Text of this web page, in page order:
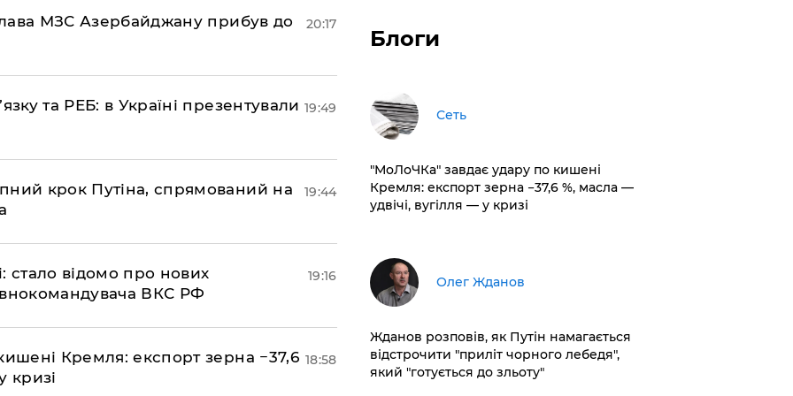
МЗС Азербайджану прибув до 20:17
та РЕБ: в Україні презентували 19:49
крок Путіна, спрямований на
19:44
стало відомо про нових
ВКС РФ
19:16
Кремля: експорт зерна −37,6
кризі
18:58
Блоги
Сеть
​"МоЛоЧКа" завдає удару по кишені
Кремля: експорт зерна −37,6 %, масла —
удвічі, вугілля — у кризі
Олег Жданов
Жданов розповів, як Путін намагається
відстрочити "приліт чорного лебедя",
який "готується до зльоту"